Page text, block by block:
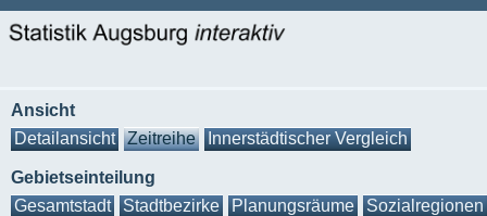
Ansicht
Detailansicht
Zeitreihe Innerstädtischer Vergleich
Gebietseinteilung
Gesamtstadt
Stadtbezirke Planungsräume Sozialregionen